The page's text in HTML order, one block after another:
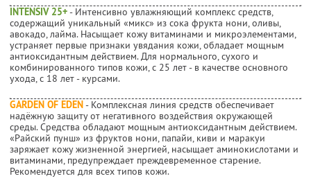
INTENSIV 25+- Интенсивно увлажняющий комплекс средств,
содержащий уникальный «микс» из сока фрукта нони, оливы,
авокадо, лайма. Насыщает кожу витаминами и микроэлементами,
устраняет первые признаки увядания кожи, обладает мощным
антиоксидантным действием. Для нормального, сухого и
комбинированного типов кожи, с 25 лет - в качестве основного
ухода, с 18 лет - курсами.
GARDEN OF EDEN- Комплексная линия средств обеспечивает
надёжную защиту от негативного воздействия окружающей
среды. Средства обладают мощным антиоксидантным действием.
«Райский пунш» из фруктов нони, папайи, киви и маракуи
заряжает кожу жизненной энергией, насыщает аминокислотами и
витаминами, предупреждает преждевременное старение.
Рекомендуется для всех типов кожи.